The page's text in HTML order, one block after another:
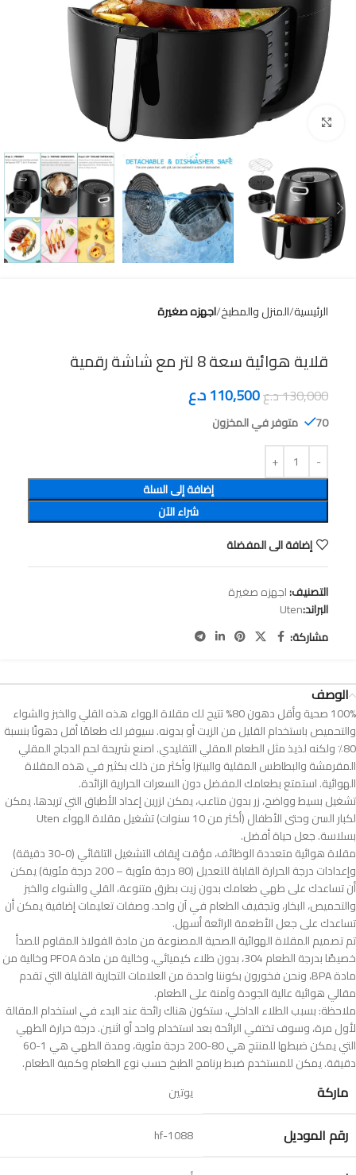
Click to enlarge
الرئيسية المنزل والمطبخ اجهزه صغيرة
قلاية هوائية سعة 8 لتر مع شاشة رقمية
130,000د.ع110,500د.ع
70 متوفر في المخزون
إضافة إلى السلة
شراء الآن
إضافة الى المفضلة
التصنيف:اجهزه صغيرة
البراند:Uten
مشاركة:
الوصف
100% صحية وأقل دهون 80% تتيح لك مقلاة الهواء هذه القلي والخبز والشواء
والتحميص باستخدام القليل من الزيت أو بدونه. سيوفر لك طعامًا أقل دهونًا بنسبة
80٪ ولكنه لذيذ مثل الطعام المقلي التقليدي. اصنع شريحة لحم الدجاج المقلي
المقرمشة والبطاطس المقلية والبيتزا وأكثر من ذلك بكثير في هذه المقلاة
الهوائية. استمتع بطعامك المفضل دون السعرات الحرارية الزائدة.
تشغيل بسيط وواضح، زر بدون متاعب، يمكن لزرين إعداد الأطباق التي تريدها. يمكن
لكبار السن وحتى الأطفال (أكثر من 10 سنوات) تشغيل مقلاة الهواء Uten
بسلاسة. جعل حياة أفضل.
مقلاة هوائية متعددة الوظائف، مؤقت إيقاف التشغيل التلقائي (0-30 دقيقة)
وإعدادات درجة الحرارة القابلة للتعديل (80 درجة مئوية – 200 درجة مئوية) يمكن
أن تساعدك على طهي طعامك بدون زيت بطرق متنوعة، القلي والشواء والخبز
والتحميص، البخار، وتجفيف الطعام في آن واحد. وصفات تعليمات إضافية يمكن أن
تساعدك على جعل الأطعمة الرائعة أسهل.
تم تصميم المقلاة الهوائية الصحية المصنوعة من مادة الفولاذ المقاوم للصدأ
خصيصًا بدرجة الطعام 304، بدون طلاء كيميائي، وخالية من مادة PFOA وخالية من
مادة BPA، ونحن فخورون بكوننا واحدة من العلامات التجارية القليلة التي تقدم
مقالي هوائية عالية الجودة وآمنة على الطعام.
ملاحظة: بسبب الطلاء الداخلي، ستكون هناك رائحة عند البدء في استخدام المقالة
لأول مرة، وسوف تختفي الرائحة بعد استخدام واحد أو اثنين. درجة حرارة الطهي
التي يمكن ضبطها للمنتج هي 80-200 درجة مئوية، ومدة الطهي هي 1-60
دقيقة. يمكن للمستخدم ضبط برنامج الطبخ حسب نوع الطعام وكمية الطعام.
ماركة يوتين
رقم الموديل hf-1088